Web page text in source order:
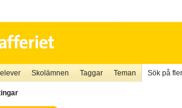
Skolämnen Taggar Teman Sök på